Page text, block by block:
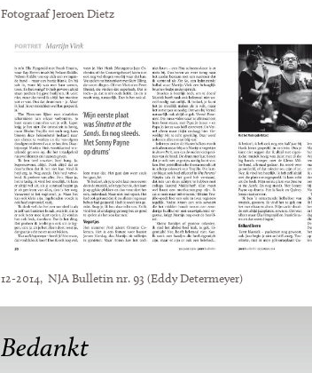
Fotograaf Jeroen Dietz
12-2014, NJA Bulletin nr. 93 (Eddy Determeyer)
Bedankt